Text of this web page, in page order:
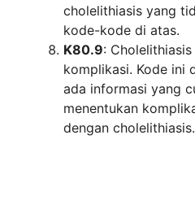
cholelithiasis yang
kode-kode di atas.
K80.9:
komplikasi. Kode ini
ada informasi yang
menentukan
dengan cholelithiasis.